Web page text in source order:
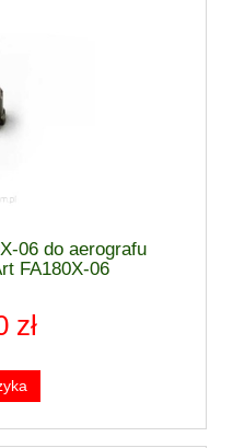
06 do aerografu
FA180X-06
zł